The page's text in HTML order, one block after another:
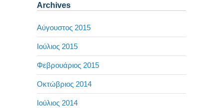
Archives
Αύγουστος 2015
Ιούλιος 2015
Φεβρουάριος 2015
Οκτώβριος 2014
Ιούλιος 2014